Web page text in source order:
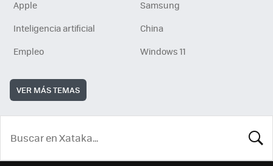
Apple
Samsung
Inteligencia artificial
China
Empleo
Windows 11
VER MÁS TEMAS